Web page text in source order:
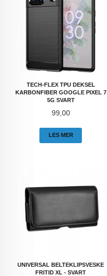
TECH-FLEX TPU DEKSEL
KARBONFIBER GOOGLE PIXEL 7
5G SVART
Pris
99,00
LES MER
UNIVERSAL BELTEKLIPSVESKE
FRITID XL - SVART